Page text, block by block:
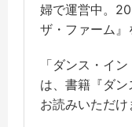
婦で運営中。
ザ・ファーム』
「ダンス・イ
は、書籍『ダ
お読みいただけ